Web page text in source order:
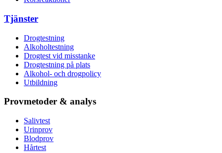
Tjänster
Drogtestning
Alkoholtestning
Drogtest vid misstanke
Drogtestning på plats
Alkohol- och drogpolicy
Utbildning
Provmetoder & analys
Salivtest
Urinprov
Blodprov
Hårtest